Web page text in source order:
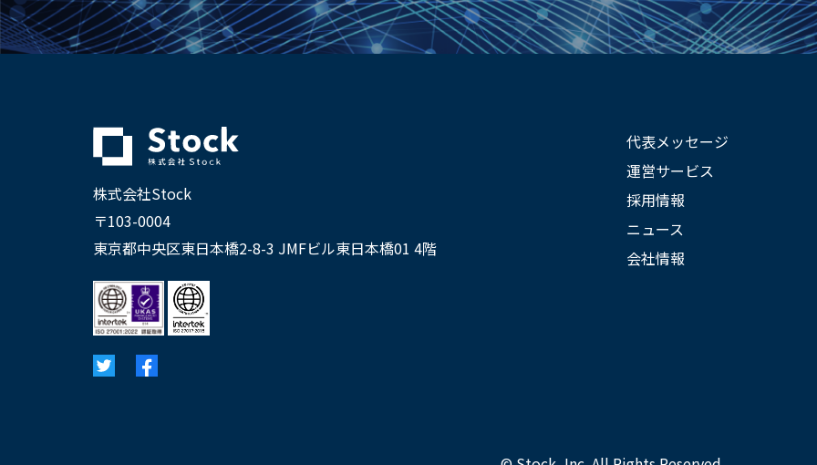
株式会社Stock
〒103-0004
東京都中央区東日本橋2-8-3 JMFビル東日本橋01 4階
代表メッセージ
運営サービス
採用情報
ニュース
会社情報